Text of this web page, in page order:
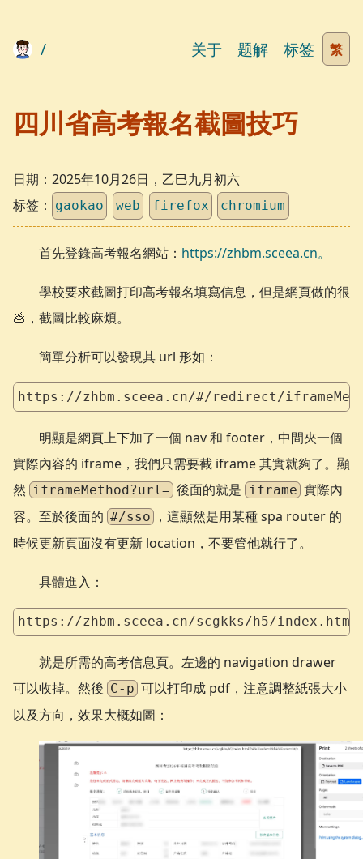
/ 关于 题解 标签 繁
四川省高考報名截圖技巧
日期： 2025年10月26日，乙巳九月初六
标签：
gaokao web firefox chromium
首先登錄高考報名網站： https://zhbm.sceea.cn。
學校要求截圖打印高考報名填寫信息，但是網頁做的很
💩，截圖比較麻煩。
簡單分析可以發現其 url 形如：
https://zhbm.sceea.cn/#/redirect/
明顯是網頁上下加了一個 nav 和 footer，中間夾一個
實際內容的 iframe，我們只需要截 iframe 其實就夠了。顯
然 iframeMethod?url= 後面的就是 iframe 實際內
容。至於後面的 #/sso
，這顯然是用某種 spa router 的
時候更新頁面沒有更新 location，不要管他就行了。
具體進入：
https://zhbm.sceea.cn/scgkks/h5/
就是所需的高考信息頁。左邊的 navigation drawer
可以收掉。然後 C-p 可以打印成 pdf，注意調整紙張大小
以及方向，效果大概如圖：